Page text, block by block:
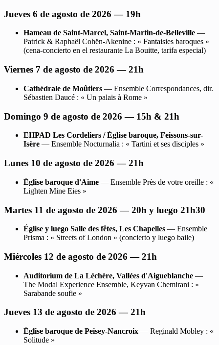
Jueves 6 de agosto de 2026 — 19h
Hameau de Saint-Marcel, Saint-Martin-de-Belleville —
Patrick & Raphaël Cohën-Akenine : « Fantaisies baroques »
(cena-concierto en el restaurante La Bouitte, tarifa especial)
Viernes 7 de agosto de 2026 — 21h
Cathédrale de Moûtiers — Ensemble Correspondances, dir.
Sébastien Daucé : « Un palais à Rome »
Domingo 9 de agosto de 2026 — 15h & 21h
EHPAD Les Cordeliers / Église baroque, Feissons-sur-
Isère — Ensemble Nocturnalia : « Tartini et ses disciples »
Lunes 10 de agosto de 2026 — 21h
Église baroque d'Aime — Ensemble Près de votre oreille : «
Lighten Mine Eies »
Martes 11 de agosto de 2026 — 20h y luego 21h30
Église y luego Salle des fêtes, Les Chapelles — Ensemble
Prisma : « Streets of London » (concierto y luego baile)
Miércoles 12 de agosto de 2026 — 21h
Auditorium de La Léchère, Vallées d'Aigueblanche —
The Modal Experience Ensemble, Keyvan Chemirani : «
Sarabande soufie »
Jueves 13 de agosto de 2026 — 21h
Église baroque de Peisey-Nancroix — Reginald Mobley : «
Solitude »